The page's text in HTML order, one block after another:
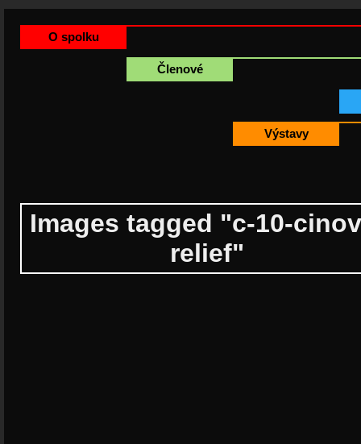
O spolku
Členové
Výstavy
Images tagged "c-10-
relief"